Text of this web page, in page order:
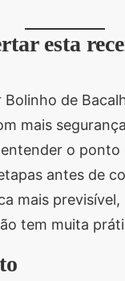
esta
Bolinho de
mais
o ponto
antes de
mais previsível,
tem muita